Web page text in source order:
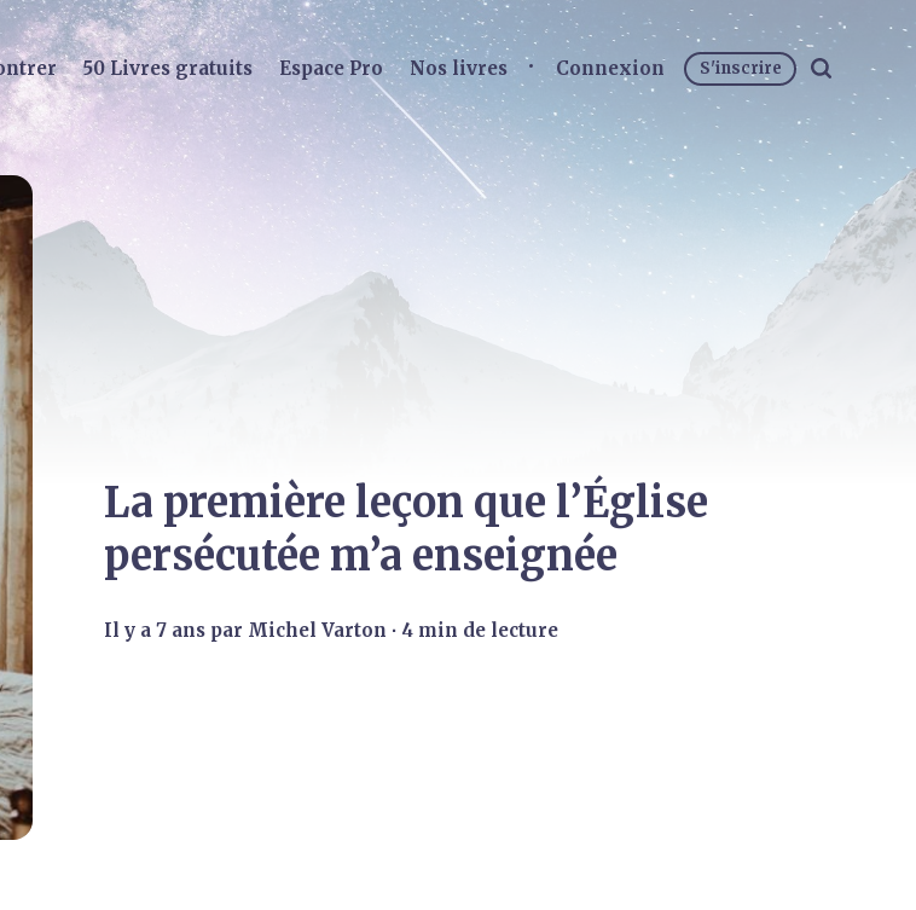
50 Livres gratuits Espace Pro Nos livres Connexion S'inscrire
La première leçon que l’Église
persécutée m’a enseignée
il y a 7 ans par Michel Varton ∙ 4 min de lecture